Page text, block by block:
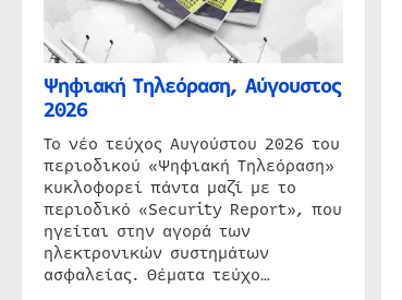
Ψηφιακή Τηλεόραση, Αύγουστος
2026
Το νέο τεύχος Αυγούστου 2026 του
περιοδικού «Ψηφιακή Τηλεόραση»
κυκλοφορεί πάντα μαζί με το
περιοδικό «Security Report», που
ηγείται στην αγορά των
ηλεκτρονικών συστημάτων
ασφαλείας. Θέματα τεύχο…